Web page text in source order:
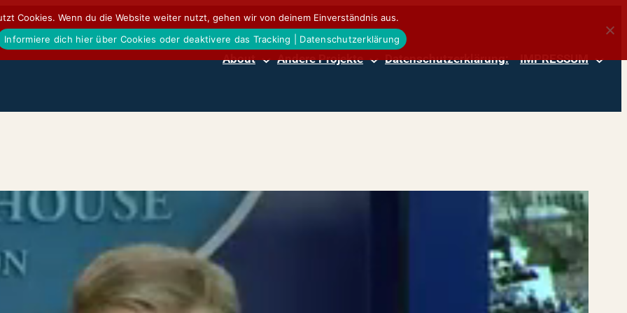
About Andere Projekte Datenschutzerklärung: IMPRESSUM
Cookies. Wenn du die Website weiter nutzt, gehen wir von deinem Einverständnis aus.
Informiere dich hier über Cookies oder deaktivere das Tracking | Datenschutzerklärung